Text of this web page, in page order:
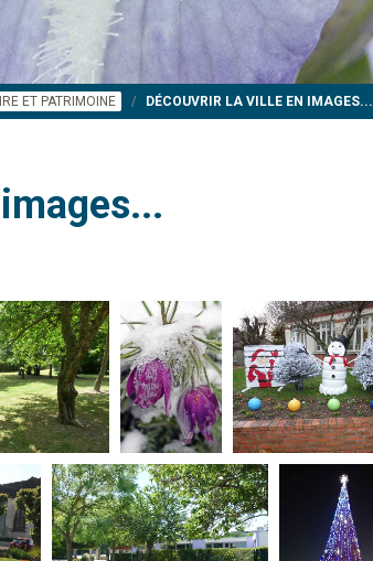
ET PATRIMOINE DÉCOUVRIR LA VILLE EN IMAGES...
images...